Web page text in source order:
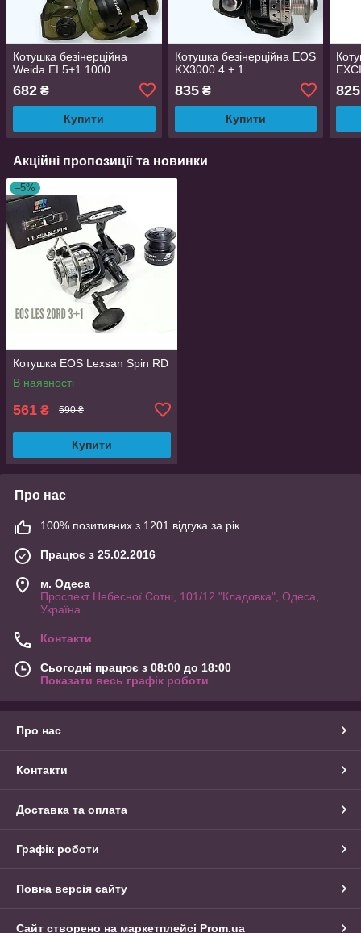
Котушка безінерційна
Weida EI 5+1 1000
682 ₴
Купити
Котушка безінерційна EOS
KX3000 4 + 1
835₴
Купити
825
Акційні пропозиції та новинки
–5%
Котушка EOS Lexsan Spin RD
В наявності
561 ₴ 590 ₴
Купити
Про нас
100% позитивних з 1201 відгука за рік
Працює з 25.02.2016
м. Одеса
Проспект Небесної Сотні, 101/12 "Кладовка", Одеса,
Україна
Контакти
Сьогодні працює з 08:00 до 18:00
Показати весь графік роботи
Про нас
Контакти
Доставка та оплата
Графік роботи
Повна версія сайту
Сайт створено на маркетплейсі Prom.ua